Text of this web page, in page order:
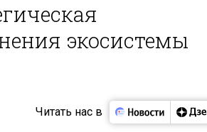
экосистемы
Читать нас в